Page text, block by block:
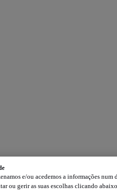
e/ou acedemos a informações
ou gerir as suas escolhas clicando